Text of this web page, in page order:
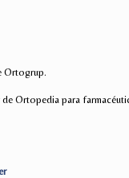
Ortogrup.
Ortopedia para